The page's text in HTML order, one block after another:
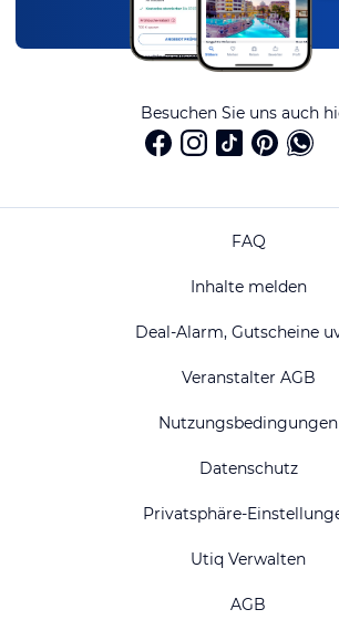
Besuchen Sie uns auch
FAQ
Inhalte melden
Deal-Alarm, Gutscheine
Veranstalter AGB
Nutzungsbedingungen
Datenschutz
Privatsphäre-
Utiq Verwalten
AGB